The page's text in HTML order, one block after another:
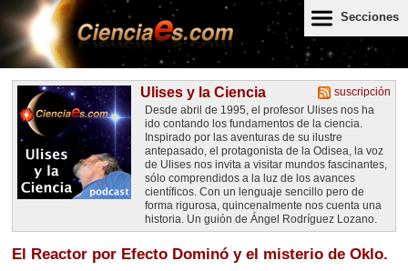
Secciones
suscripción
Ulises y la Ciencia
Desde abril de 1995, el profesor Ulises nos ha
ido contando los fundamentos de la ciencia.
Inspirado por las aventuras de su ilustre
antepasado, el protagonista de la Odisea, la voz
de Ulises nos invita a visitar mundos fascinantes,
sólo comprendidos a la luz de los avances
científicos. Con un lenguaje sencillo pero de
forma rigurosa, quincenalmente nos cuenta una
historia. Un guión de Ángel Rodríguez Lozano.
El Reactor por Efecto Dominó y el misterio de Oklo.